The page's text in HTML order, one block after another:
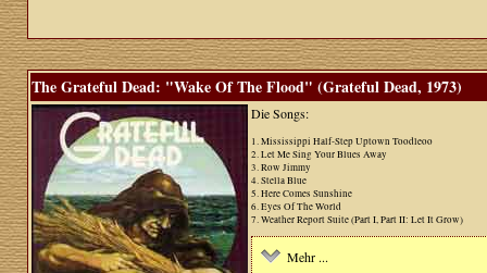
The Grateful Dead: "Wake Of The Flood" (Grateful Dead, 1973)
Die Songs:
1. Mississippi Half-Step Uptown Toodleoo
2. Let Me Sing Your Blues Away
3. Row Jimmy
4. Stella Blue
5. Here Comes Sunshine
6. Eyes Of The World
7. Weather Report Suite (Part I, Part II: Let It Grow)
Mehr ...